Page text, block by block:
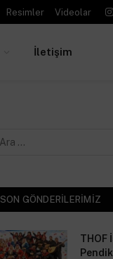
Resimler Videolar
İletişim
SON GÖNDERILERIMIZ
THOF